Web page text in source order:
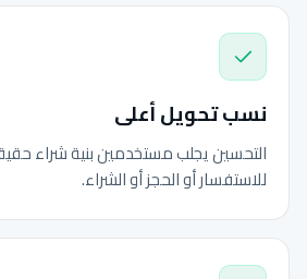
نسب تحويل أعلى
التحسين يجلب مستخدمين بنية شراء
للاستفسار أو الحجز أو الشراء.